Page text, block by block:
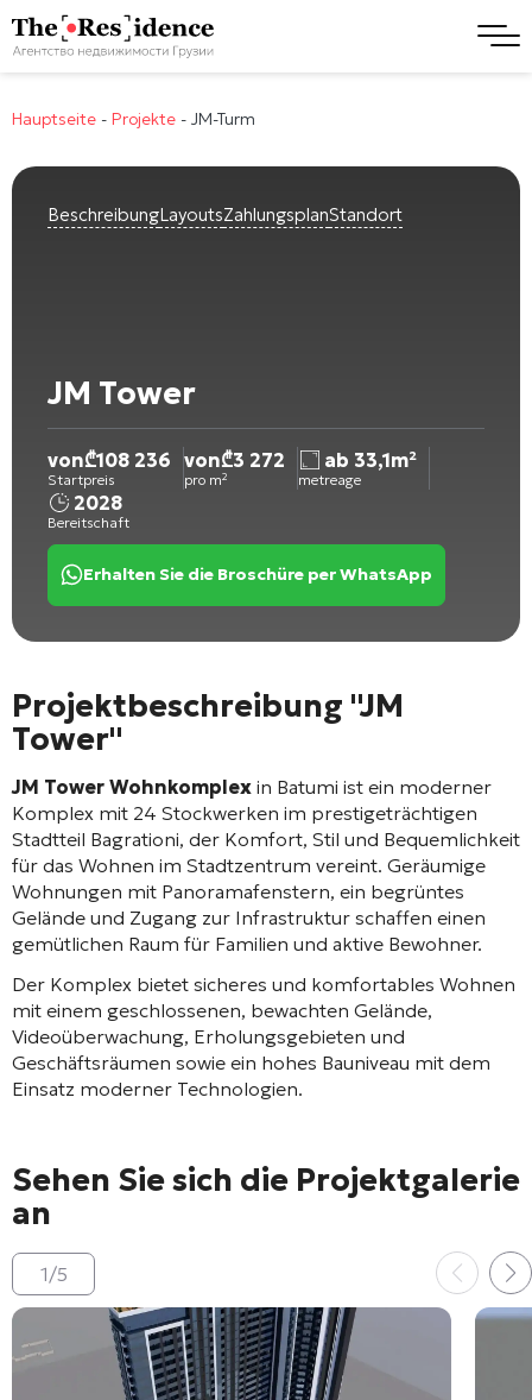
Hauptseite - Projekte - JM-Turm
BeschreibungLayoutsZahlungsplanStandort
JM Tower
von₾108 236
Startpreis
von₾3 272
pro m²
ab 33,1m²
metreage
2028
Bereitschaft
Erhalten Sie die Broschüre per WhatsApp
Projektbeschreibung "JM
Tower"
JM Tower Wohnkomplex in Batumi ist ein moderner
Komplex mit 24 Stockwerken im prestigeträchtigen
Stadtteil Bagrationi, der Komfort, Stil und Bequemlichkeit
für das Wohnen im Stadtzentrum vereint. Geräumige
Wohnungen mit Panoramafenstern, ein begrüntes
Gelände und Zugang zur Infrastruktur schaffen einen
gemütlichen Raum für Familien und aktive Bewohner.
Der Komplex bietet sicheres und komfortables Wohnen
mit einem geschlossenen, bewachten Gelände,
Videoüberwachung, Erholungsgebieten und
Geschäftsräumen sowie ein hohes Bauniveau mit dem
Einsatz moderner Technologien.
Sehen Sie sich die Projektgalerie
an
1/5